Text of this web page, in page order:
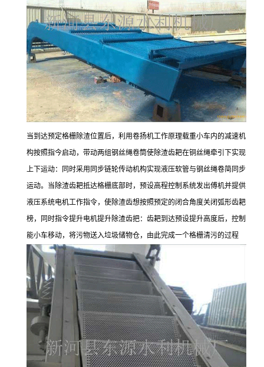
当到达预定格栅除渣位置后，利用卷扬机工作原理载重小车内的减速机
构按照指今启动，带动两组钢丝绳卷筒使除渣齿耙在铜丝绳牵引下实现
上下运动：同时采用同步链轮传动机构实现液压软管与钢丝绳卷简同步
运动。当除渣齿耙抵达格栅底部时，预设高程控制系统发出傅机并提供
液压系统电机工作指令，使除渣齿想按照预定的闭合角度关闭弧形齿耙
榜，同时指令提升电机提升除渣齿把：齿耙到达预设提升高度后，控制
能小车移动，将污物送入垃圾储物仓，由此完成一个格栅清污的过程